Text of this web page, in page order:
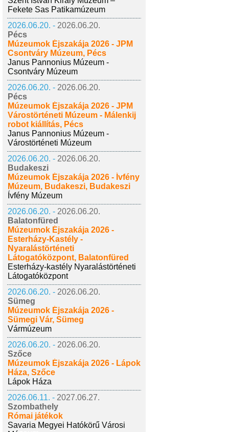
Fekete Sas Patikamúzeum
2026.06.20. - 2026.06.20.
Pécs
Múzeumok Éjszakája 2026 - JPM
Csontváry Múzeum, Pécs
Janus Pannonius Múzeum -
Csontváry Múzeum
2026.06.20. - 2026.06.20.
Pécs
Múzeumok Éjszakája 2026 - JPM
Várostörténeti Múzeum - Málenkij
robot kiállítás, Pécs
Janus Pannonius Múzeum -
Várostörténeti Múzeum
2026.06.20. - 2026.06.20.
Budakeszi
Múzeumok Éjszakája 2026 - Ívfény
Múzeum, Budakeszi, Budakeszi
Ívfény Múzeum
2026.06.20. - 2026.06.20.
Balatonfüred
Múzeumok Éjszakája 2026 -
Esterházy-Kastély -
Nyaralástörténeti
Látogatóközpont, Balatonfüred
Esterházy-kastély Nyaralástörténeti
Látogatóközpont
2026.06.20. - 2026.06.20.
Sümeg
Múzeumok Éjszakája 2026 -
Sümegi Vár, Sümeg
Vármúzeum
2026.06.20. - 2026.06.20.
Szőce
Múzeumok Éjszakája 2026 - Lápok
Háza, Szőce
Lápok Háza
2026.06.11. - 2027.06.27.
Szombathely
Római játékok
Savaria Megyei Hatókörű Városi